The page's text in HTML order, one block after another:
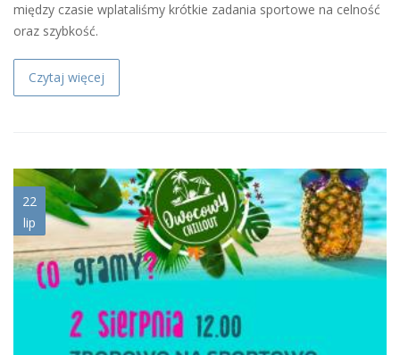
między czasie wplataliśmy krótkie zadania sportowe na celność
oraz szybkość.
Czytaj więcej
22
lip
2.8.jpg